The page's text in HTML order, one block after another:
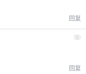
回复
5
回复